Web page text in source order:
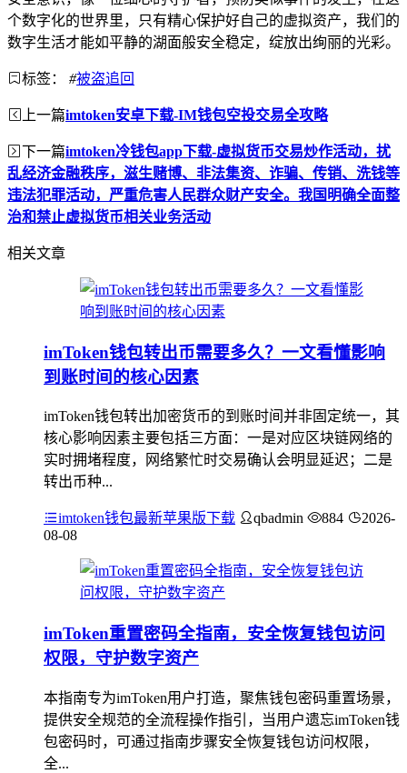
个数字化的世界里，只有精心保护好自己的虚拟资产，我们的
数字生活才能如平静的湖面般安全稳定，绽放出绚丽的光彩。
标签： #被盗追回
上一篇imtoken安卓下载-IM钱包空投交易全攻略
下一篇imtoken冷钱包app下载-虚拟货币交易炒作活动，扰
乱经济金融秩序，滋生赌博、非法集资、诈骗、传销、洗钱等
违法犯罪活动，严重危害人民群众财产安全。我国明确全面整
治和禁止虚拟货币相关业务活动
相关文章
imToken钱包转出币需要多久？一文看懂影响
到账时间的核心因素
imToken钱包转出加密货币的到账时间并非固定统一，其
核心影响因素主要包括三方面：一是对应区块链网络的
实时拥堵程度，网络繁忙时交易确认会明显延迟；二是
转出币种...
imtoken钱包最新苹果版下载 qbadmin 884
2026-
08-08
imToken重置密码全指南，安全恢复钱包访问
权限，守护数字资产
本指南专为imToken用户打造，聚焦钱包密码重置场景，
提供安全规范的全流程操作指引，当用户遗忘imToken钱
包密码时，可通过指南步骤安全恢复钱包访问权限，
全...